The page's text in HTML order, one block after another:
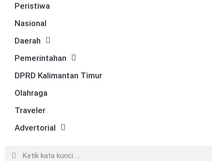
Peristiwa
Nasional
Daerah
Pemerintahan
DPRD Kalimantan Timur
Olahraga
Traveler
Advertorial